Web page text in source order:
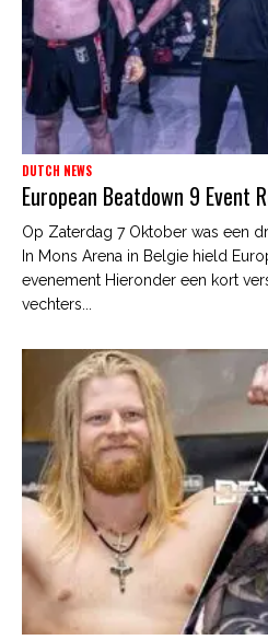
DUTCH NEWS
European Beatdown 9 Event
Op Zaterdag 7 Oktober was een
In Mons Arena in Belgie hield
evenement Hieronder een kort
vechters...